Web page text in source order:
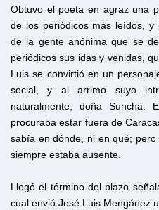
Obtuvo el poeta en agraz una
de los periódicos más leídos, y
de la gente anónima que se
periódicos sus idas y venidas,
Luis se convirtió en un
social, y al arrimo suyo
naturalmente, doña Suncha.
procuraba estar fuera de
sabía en dónde, ni en qué;
siempre estaba ausente.
Llegó el término del plazo
cual envió José Luis Mengánez